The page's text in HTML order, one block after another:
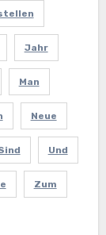
Jahr
Man
Neue
Und
Zum